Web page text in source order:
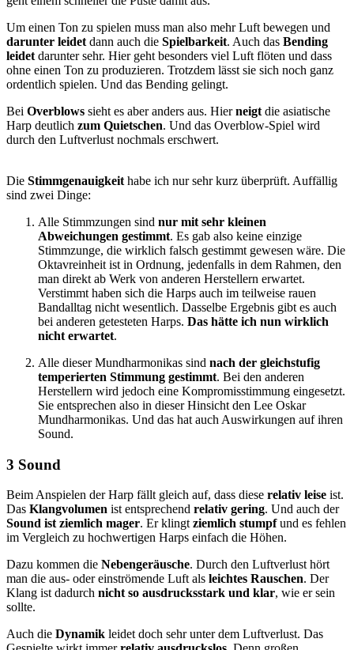
Um einen Ton zu spielen muss man also mehr Luft bewegen und
darunter leidet dann auch die Spielbarkeit. Auch das Bending
leidet darunter sehr. Hier geht besonders viel Luft flöten und dass
ohne einen Ton zu produzieren. Trotzdem lässt sie sich noch ganz
ordentlich spielen. Und das Bending gelingt.
Bei Overblows sieht es aber anders aus. Hierneigt die asiatische
Harp deutlich zum Quietschen. Und das Overblow-Spiel wird
durch den Luftverlust nochmals erschwert.
Die Stimmgenauigkeit habe ich nur sehr kurz überprüft. Auffällig
sind zwei Dinge:
Alle Stimmzungen sind nur mit sehr kleinen
Abweichungen gestimmt. Es gab also keine einzige
Stimmzunge, die wirklich falsch gestimmt gewesen wäre. Die
Oktavreinheit ist in Ordnung, jedenfalls in dem Rahmen, den
man direkt ab Werk von anderen Herstellern erwartet.
Verstimmt haben sich die Harps auch im teilweise rauen
Bandalltag nicht wesentlich. Dasselbe Ergebnis gibt es auch
bei anderen getesteten Harps. Das hätte ich nun wirklich
nicht erwartet.
Alle dieser Mundharmonikas sind nach der gleichstufig
temperierten Stimmung gestimmt. Bei den anderen
Herstellern wird jedoch eine Kompromisstimmung eingesetzt.
Sie entsprechen also in dieser Hinsicht den Lee Oskar
Mundharmonikas. Und das hat auch Auswirkungen auf ihren
Sound.
3 Sound
Beim Anspielen der Harp fällt gleich auf, dass diese relativ leise ist.
Das Klangvolumen ist entsprechend relativ gering. Und auch der
Sound ist ziemlich mager. Er klingtziemlich stumpfund es fehlen
im Vergleich zu hochwertigen Harps einfach die Höhen.
Dazu kommen die Nebengeräusche. Durch den Luftverlust hört
man die aus- oder einströmende Luft als leichtes Rauschen. Der
Klang ist dadurch nicht so ausdrucksstark und klar, wie er sein
sollte.
Auch die Dynamik leidet doch sehr unter dem Luftverlust. Das